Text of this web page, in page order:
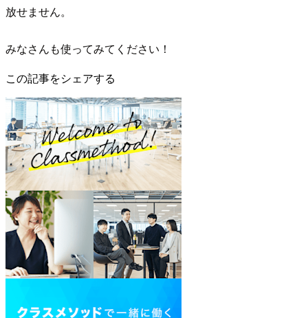
放せません。
みなさんも使ってみてください！
この記事をシェアする